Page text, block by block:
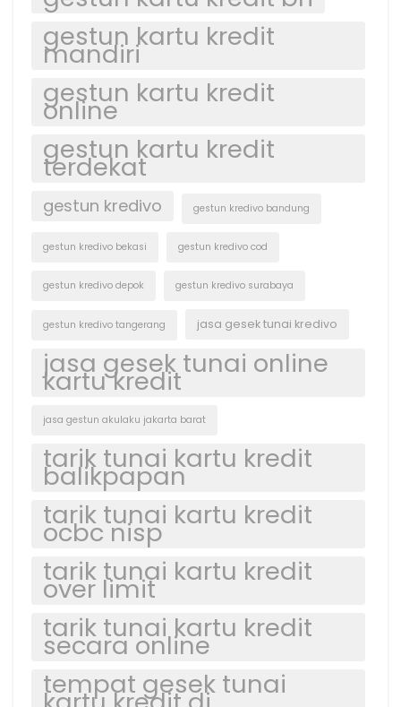
gestun kartu kredit
mandiri
gestun kartu kredit
online
gestun kartu kredit
terdekat
gestun kredivo gestun kredivo bandung
gestun kredivo bekasi gestun kredivo cod
gestun kredivo depok gestun kredivo surabaya
gestun kredivo tangerang jasa gesek tunai kredivo
jasa gesek tunai online
kartu kredit
jasa gestun akulaku jakarta barat
tarik tunai kartu kredit
balikpapan
tarik tunai kartu kredit
ocbc nisp
tarik tunai kartu kredit
over limit
tarik tunai kartu kredit
secara online
tempat gesek tunai